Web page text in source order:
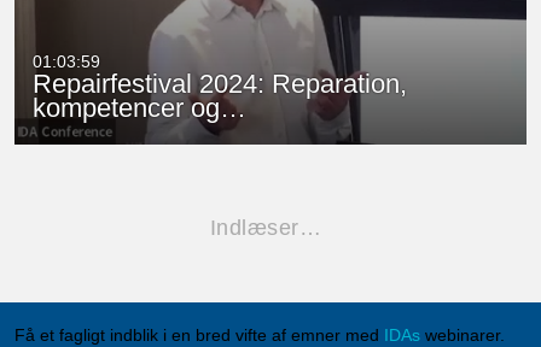
01:03:59
Repairfestival 2024: Reparation,
kompetencer og…
Indlæser…
Få et fagligt indblik i en bred vifte af emner med IDAs webinarer.